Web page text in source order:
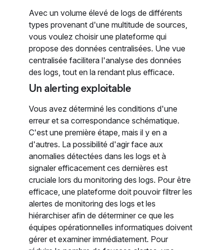
Avec un volume élevé de logs de différents
types provenant d'une multitude de sources,
vous voulez choisir une plateforme qui
propose des données centralisées. Une vue
centralisée facilitera l'analyse des données
des logs, tout en la rendant plus efficace.
Un alerting exploitable
Vous avez déterminé les conditions d'une
erreur et sa correspondance schématique.
C'est une première étape, mais il y en a
d'autres. La possibilité d'agir face aux
anomalies détectées dans les logs et à
signaler efficacement ces dernières est
cruciale lors du monitoring des logs. Pour être
efficace, une plateforme doit pouvoir filtrer les
alertes de monitoring des logs et les
hiérarchiser afin de déterminer ce que les
équipes opérationnelles informatiques doivent
gérer et examiner immédiatement. Pour